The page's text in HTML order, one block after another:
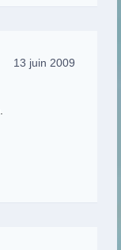
13 juin 2009